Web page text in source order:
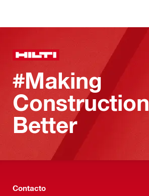
#Making
Construction
Better
Contacto